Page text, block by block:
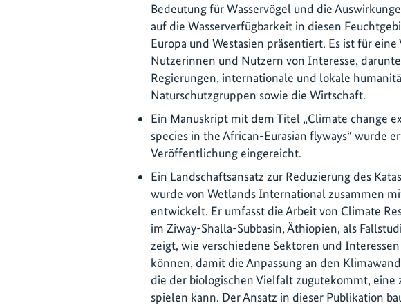
Bedeutung für Wasservögel und die
auf die Wasserverfügbarkeit in diesen
Europa und Westasien präsentiert. Es ist für eine
Nutzerinnen und Nutzern von Interesse,
Regierungen, internationale und lokale
Naturschutzgruppen sowie die Wirtschaft.
Ein Manuskript mit dem Titel „Climate change
species in the African-Eurasian flyways“ wurde
Veröffentlichung eingereicht.
Ein Landschaftsansatz zur Reduzierung des
wurde von Wetlands International zusammen
entwickelt. Er umfasst die Arbeit von Climate
im Ziway-Shalla-Subbasin, Äthiopien, als
zeigt, wie verschiedene Sektoren und
können, damit die Anpassung an den
die der biologischen Vielfalt zugutekommt, eine
spielen kann. Der Ansatz in dieser Publikation